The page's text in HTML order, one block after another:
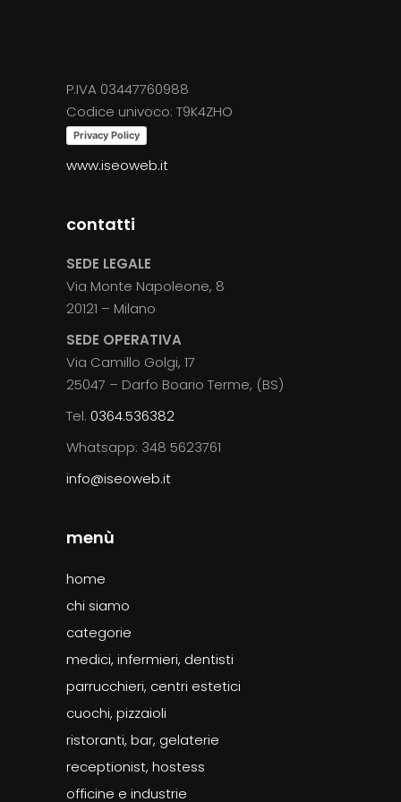
P.IVA 03447760988
Codice univoco: T9K4ZHO
Privacy Policy
www.iseoweb.it
contatti
SEDE LEGALE
Via Monte Napoleone, 8
20121 – Milano
SEDE OPERATIVA
Via Camillo Golgi, 17
25047 – Darfo Boario Terme, (BS)
Tel. 0364.536382
Whatsapp: 348 5623761
info@iseoweb.it
menù
home
chi siamo
categorie
medici, infermieri, dentisti
parrucchieri, centri estetici
cuochi, pizzaioli
ristoranti, bar, gelaterie
receptionist, hostess
officine e industrie